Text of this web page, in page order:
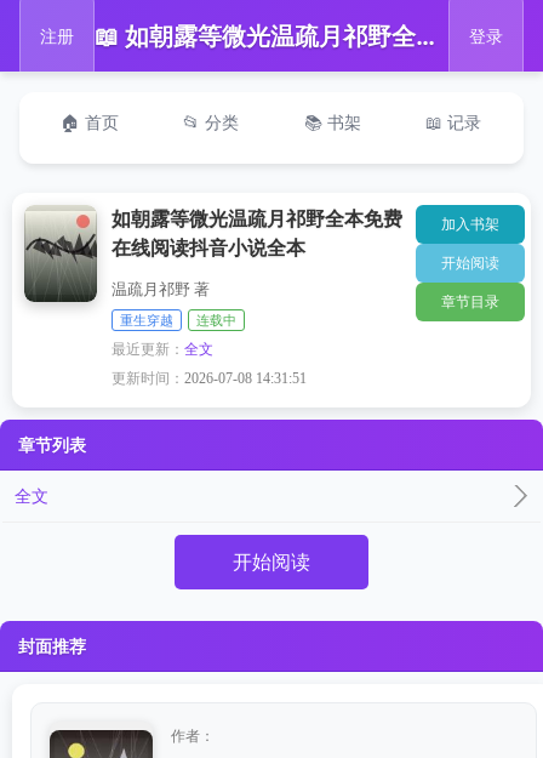
注册 📖 如朝露等微光温疏月祁野全本免费在线阅读抖音小说全本 登录
🏠 首页 📂 分类 📚 书架 📖 记录
如朝露等微光温疏月祁野全本免费
在线阅读抖音小说全本
温疏月祁野 著
重生穿越 连载中
最近更新：全文
更新时间：2026-07-08 14:31:51
加入书架
开始阅读
章节目录
章节列表
全文
开始阅读
封面推荐
作者：